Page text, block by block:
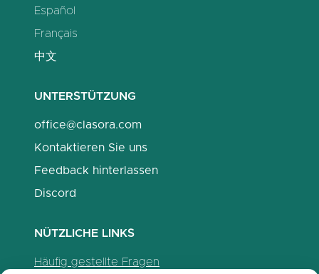
Español
Français
中文
UNTERSTÜTZUNG
office@clasora.com
Kontaktieren Sie uns
Feedback hinterlassen
Discord
NÜTZLICHE LINKS
Häufig gestellte Fragen